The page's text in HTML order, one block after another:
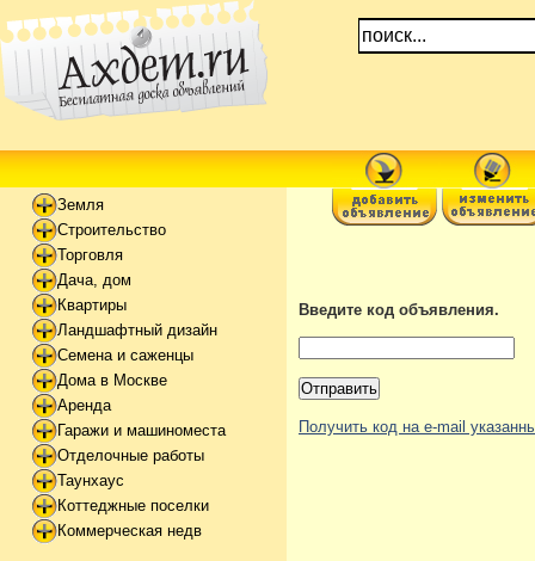
Земля
Строительство
Торговля
Дача, дом
Квартиры
Ландшафтный дизайн
Семена и саженцы
Дома в Москве
Аренда
Гаражи и машиноместа
Отделочные работы
Таунхаус
Коттеджные поселки
Коммерческая недв
Введите код объявления.
Получить код на e-mail